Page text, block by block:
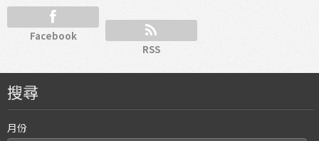
Facebook
RSS
搜尋
月份